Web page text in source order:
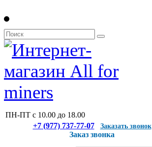
ПН-ПТ с 10.00 до 18.00
+7 (977) 737-77-07
Заказать звонок
Заказ звонка